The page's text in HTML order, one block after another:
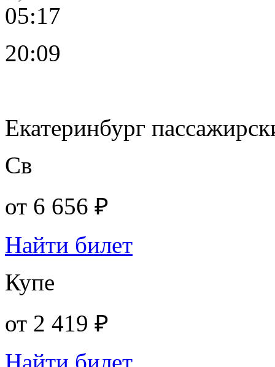
05:17
20:09
Екатеринбург
Св
от 6 656 ₽
Найти билет
Купе
от 2 419 ₽
Найти билет